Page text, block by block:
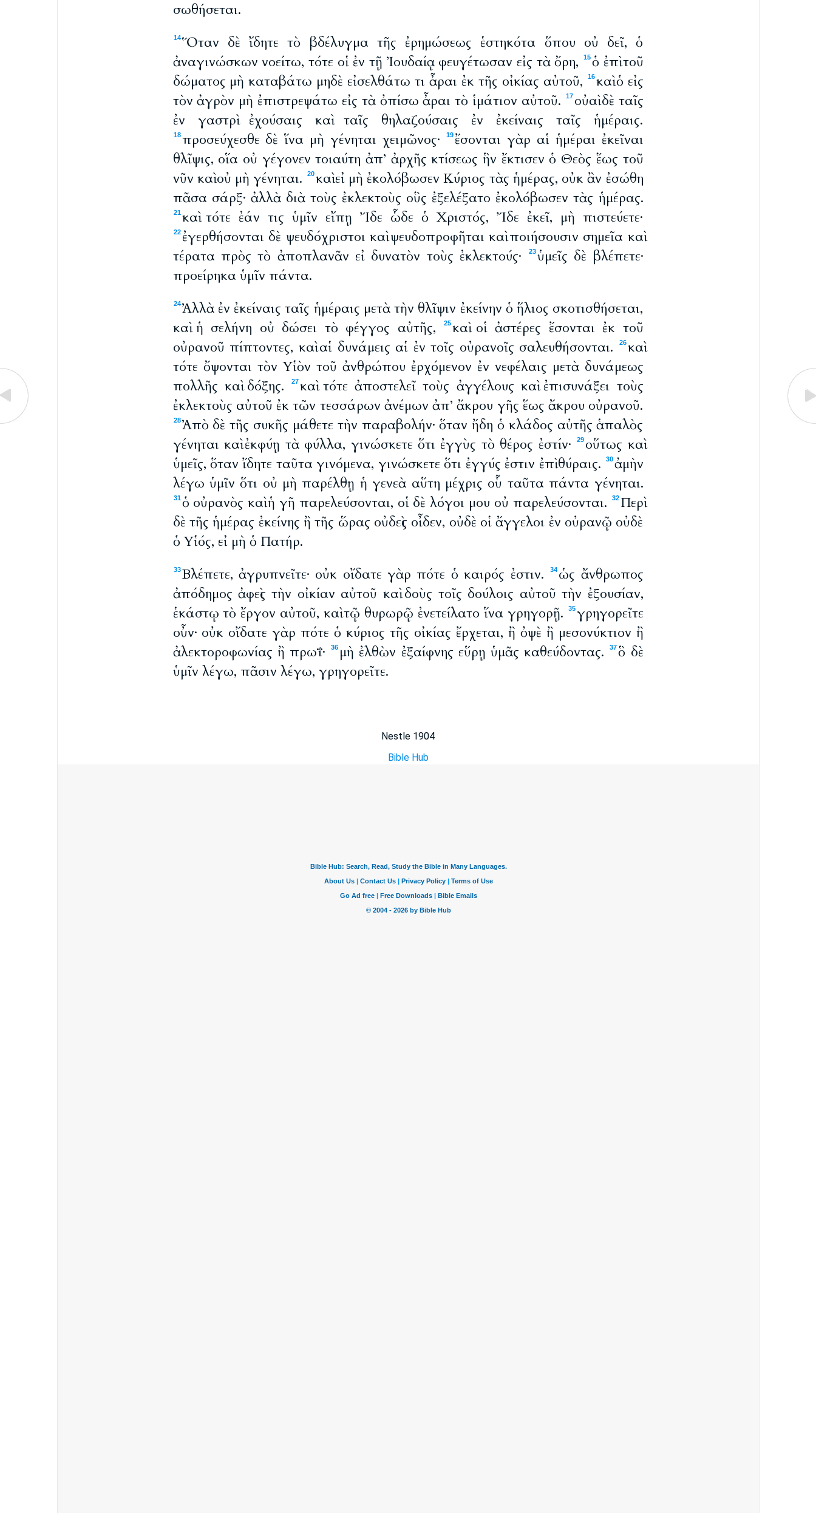
σωθήσεται.
14 Ὅταν δὲ ἴδητε τὸ βδέλυγμα τῆς ἐρημώσεως ἑστηκότα ὅπου οὐ δεῖ, ὁ
ἀναγινώσκων νοείτω, τότε οἱ ἐν τῇ Ἰουδαίᾳ φευγέτωσαν εἰς τὰ ὄρη,
15ὁ ἐπὶ τοῦ
δώματος μὴ καταβάτω μηδὲ εἰσελθάτω τι ἆραι ἐκ τῆς οἰκίας αὐτοῦ,
16καὶ ὁ εἰς
τὸν ἀγρὸν μὴ ἐπιστρεψάτω εἰς τὰ ὀπίσω ἆραι τὸ ἱμάτιον αὐτοῦ.
17 οὐαὶ δὲ ταῖς
ἐν γαστρὶ ἐχούσαις καὶ ταῖς θηλαζούσαις ἐν ἐκείναις ταῖς ἡμέραις.
18 προσεύχεσθε δὲ ἵνα μὴ γένηται χειμῶνος· 19 ἔσονται γὰρ αἱ ἡμέραι ἐκεῖναι
θλῖψις, οἵα οὐ γέγονεν τοιαύτη ἀπ’ ἀρχῆς κτίσεως ἣν ἔκτισεν ὁ Θεὸς ἕως τοῦ
νῦν καὶ οὐ μὴ γένηται.
20 καὶ εἰ μὴ ἐκολόβωσεν Κύριος τὰς ἡμέρας, οὐκ ἂν ἐσώθη
πᾶσα σάρξ· ἀλλὰ διὰ τοὺς ἐκλεκτοὺς οὓς ἐξελέξατο ἐκολόβωσεν τὰς ἡμέρας.
21 καὶ τότε ἐάν τις ὑμῖν εἴπῃ Ἴδε ὧδε ὁ Χριστός, Ἴδε ἐκεῖ, μὴ πιστεύετε·
22 ἐγερθήσονται δὲ ψευδόχριστοι καὶ ψευδοπροφῆται καὶ ποιήσουσιν σημεῖα καὶ
τέρατα πρὸς τὸ ἀποπλανᾶν εἰ δυνατὸν τοὺς ἐκλεκτούς·
23ὑμεῖς δὲ βλέπετε·
προείρηκα ὑμῖν πάντα.
24 Ἀλλὰ ἐν ἐκείναις ταῖς ἡμέραις μετὰ τὴν θλῖψιν ἐκείνην ὁ ἥλιος σκοτισθήσεται,
καὶ ἡ σελήνη οὐ δώσει τὸ φέγγος αὐτῆς,
25καὶ οἱ ἀστέρες ἔσονται ἐκ τοῦ
οὐρανοῦ πίπτοντες, καὶ αἱ δυνάμεις αἱ ἐν τοῖς οὐρανοῖς σαλευθήσονται.
26 καὶ
τότε ὄψονται τὸν Υἱὸν τοῦ ἀνθρώπου ἐρχόμενον ἐν νεφέλαις μετὰ δυνάμεως
πολλῆς καὶ δόξης.
27 καὶ τότε ἀποστελεῖ τοὺς ἀγγέλους καὶ ἐπισυνάξει τοὺς
ἐκλεκτοὺς αὐτοῦ ἐκ τῶν τεσσάρων ἀνέμων ἀπ’ ἄκρου γῆς ἕως ἄκρου οὐρανοῦ.
28 Ἀπὸ δὲ τῆς συκῆς μάθετε τὴν παραβολήν· ὅταν ἤδη ὁ κλάδος αὐτῆς ἁπαλὸς
γένηται καὶ ἐκφύῃ τὰ φύλλα, γινώσκετε ὅτι ἐγγὺς τὸ θέρος ἐστίν·
29 οὕτως καὶ
ὑμεῖς, ὅταν ἴδητε ταῦτα γινόμενα, γινώσκετε ὅτι ἐγγύς ἐστιν ἐπὶ θύραις.
30 ἀμὴν
λέγω ὑμῖν ὅτι οὐ μὴ παρέλθῃ ἡ γενεὰ αὕτη μέχρις οὗ ταῦτα πάντα γένηται.
31 ὁ οὐρανὸς καὶ ἡ γῆ παρελεύσονται, οἱ δὲ λόγοι μου οὐ παρελεύσονται. 32 Περὶ
δὲ τῆς ἡμέρας ἐκείνης ἢ τῆς ὥρας οὐδεὶς οἶδεν, οὐδὲ οἱ ἄγγελοι ἐν οὐρανῷ οὐδὲ
ὁ Υἱός, εἰ μὴ ὁ Πατήρ.
33Βλέπετε, ἀγρυπνεῖτε· οὐκ οἴδατε γὰρ πότε ὁ καιρός ἐστιν. 34 ὡς ἄνθρωπος
ἀπόδημος ἀφεὶς τὴν οἰκίαν αὐτοῦ καὶ δοὺς τοῖς δούλοις αὐτοῦ τὴν ἐξουσίαν,
ἑκάστῳ τὸ ἔργον αὐτοῦ, καὶ τῷ θυρωρῷ ἐνετείλατο ἵνα γρηγορῇ.
35 γρηγορεῖτε
οὖν· οὐκ οἴδατε γὰρ πότε ὁ κύριος τῆς οἰκίας ἔρχεται, ἢ ὀψὲ ἢ μεσονύκτιον ἢ
ἀλεκτοροφωνίας ἢ πρωΐ·
36 μὴ ἐλθὼν ἐξαίφνης εὕρῃ ὑμᾶς καθεύδοντας. 37ὃ δὲ
ὑμῖν λέγω, πᾶσιν λέγω, γρηγορεῖτε.
Nestle 1904
Bible Hub